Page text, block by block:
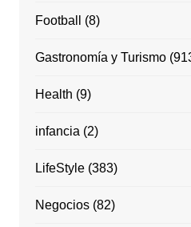
Football (8)
Gastronomía y Turismo
Health (9)
infancia (2)
LifeStyle(383)
Negocios(82)